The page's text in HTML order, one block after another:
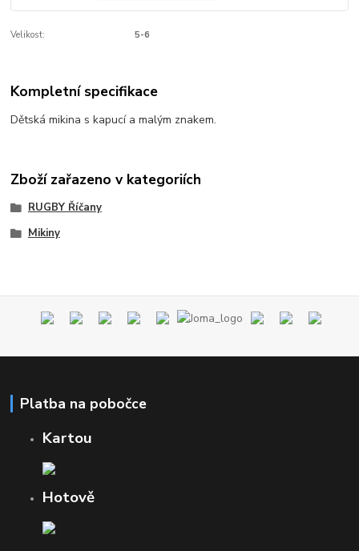
Velikost: 5-6
Kompletní specifikace
Dětská mikina s kapucí a malým znakem.
Zboží zařazeno v kategoriích
RUGBY Říčany
Mikiny
Platba na pobočce
Kartou
Hotově